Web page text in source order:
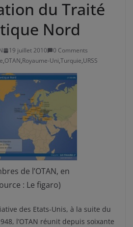
du Traité
Nord
19 juillet 2010
0 Comments
,OTAN,Royaume-Uni,Turquie,URSS
de l’OTAN, en
: Le figaro)
des Etats-Unis, à la suite du
l’OTAN réunit depuis soixante